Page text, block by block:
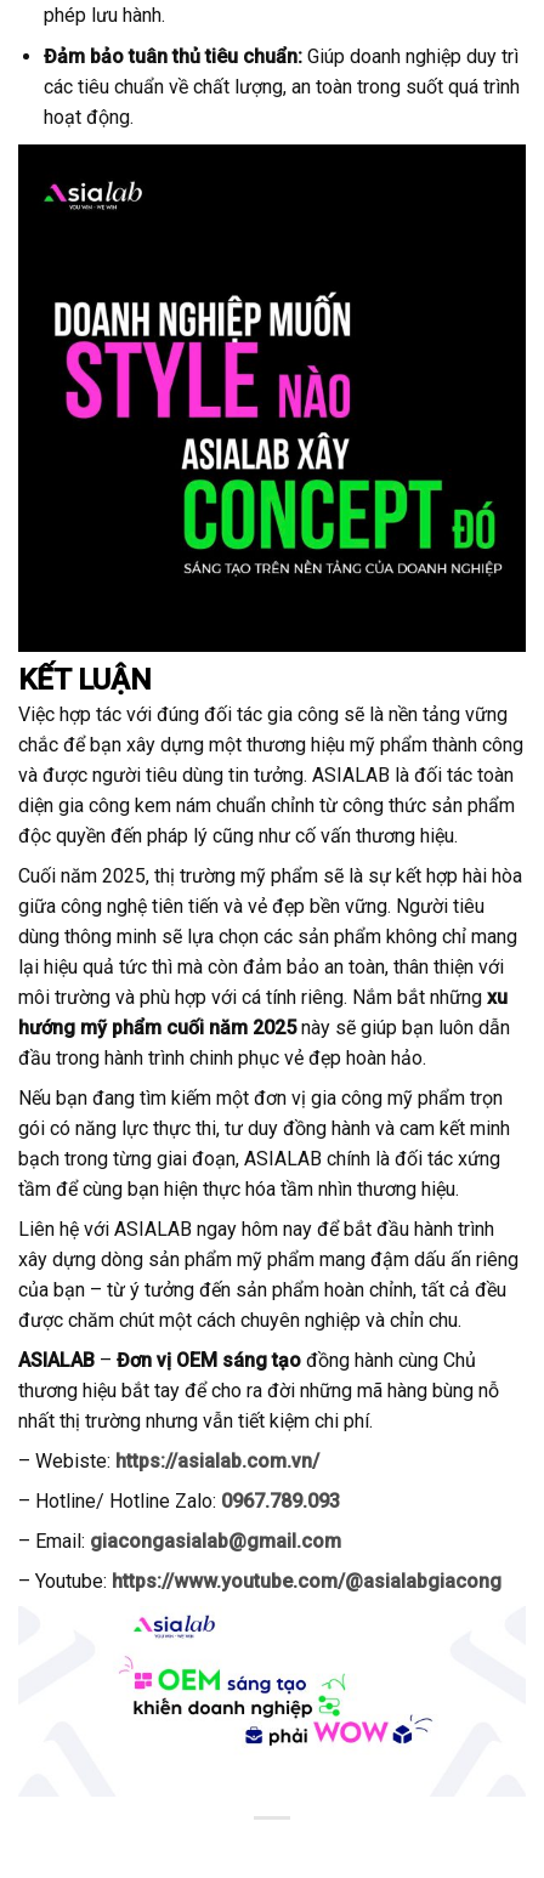
phép lưu hành.
Đảm bảo tuân thủ tiêu chuẩn:Giúp doanh nghiệp duy trì
các tiêu chuẩn về chất lượng, an toàn trong suốt quá trình
hoạt động.
KẾT LUẬN
Việc hợp tác với đúng đối tác gia công sẽ là nền tảng vững
chắc để bạn xây dựng một thương hiệu mỹ phẩm thành công
và được người tiêu dùng tin tưởng. ASIALAB là đối tác toàn
diện gia công kem nám chuẩn chỉnh từ công thức sản phẩm
độc quyền đến pháp lý cũng như cố vấn thương hiệu.
Cuối năm 2025, thị trường mỹ phẩm sẽ là sự kết hợp hài hòa
giữa công nghệ tiên tiến và vẻ đẹp bền vững. Người tiêu
dùng thông minh sẽ lựa chọn các sản phẩm không chỉ mang
lại hiệu quả tức thì mà còn đảm bảo an toàn, thân thiện với
môi trường và phù hợp với cá tính riêng. Nắm bắt những xu
hướng mỹ phẩm cuối năm 2025này sẽ giúp bạn luôn dẫn
đầu trong hành trình chinh phục vẻ đẹp hoàn hảo.
Nếu bạn đang tìm kiếm một đơn vị gia công mỹ phẩm trọn
gói có năng lực thực thi, tư duy đồng hành và cam kết minh
bạch trong từng giai đoạn, ASIALAB chính là đối tác xứng
tầm để cùng bạn hiện thực hóa tầm nhìn thương hiệu.
Liên hệ với ASIALAB ngay hôm nay để bắt đầu hành trình
xây dựng dòng sản phẩm mỹ phẩm mang đậm dấu ấn riêng
của bạn – từ ý tưởng đến sản phẩm hoàn chỉnh, tất cả đều
được chăm chút một cách chuyên nghiệp và chỉn chu.
ASIALAB – Đơn vị OEM sáng tạo đồng hành cùng Chủ
thương hiệu bắt tay để cho ra đời những mã hàng bùng nỗ
nhất thị trường nhưng vẫn tiết kiệm chi phí.
– Webiste: https://asialab.com.vn/
– Hotline/ Hotline Zalo: 0967.789.093
– Email: giacongasialab@gmail.com
– Youtube: https://www.youtube.com/@asialabgiacong